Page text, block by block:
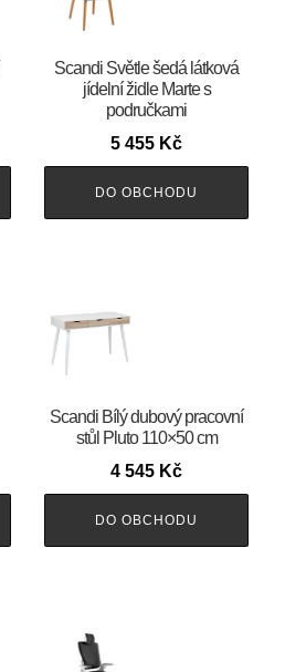
Scandi Světle šedá látková
jídelní židle Marte s
područkami
5 455 Kč
DO OBCHODU
Scandi Bílý dubový pracovní
stůl Pluto 110×50 cm
4 545 Kč
DO OBCHODU